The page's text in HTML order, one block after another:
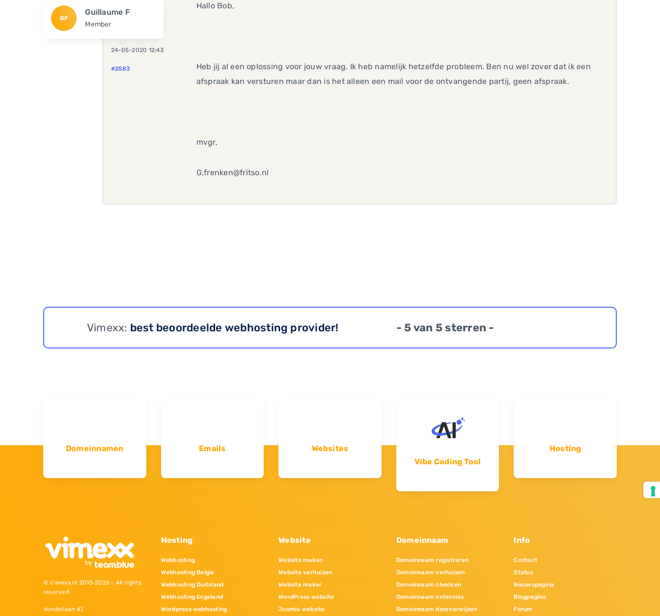
GF
Guillaume F
Member
24-05-2020 12:43
#2583
Hallo Bob,
Heb jij al een oplossing voor jouw vraag. Ik heb namelijk hetzelfde probleem. Ben nu wel zover dat ik een
afspraak kan versturen maar dan is het alleen een mail voor de ontvangende partij, geen afspraak.
mvgr,
G.frenken@fritso.nl
Vimexx: best beoordeelde webhosting provider! - 5 van 5 sterren -
Domeinnamen Emails
Websites
Vibe Coding Tool
Hosting
© Vimexx.nl 2015‐2026 - All rights
reserved
Vondellaan 47,
Hosting
Webhosting
Webhosting Belgie
Webhosting Duitsland
Webhosting Engeland
Wordpress webhosting
Website
Website maken
Website verhuizen
Website maker
WordPress website
Joomla website
Domeinnaam
Domeinnaam registreren
Domeinnaam verhuizen
Domeinnaam checken
Domeinnaam extensies
Domeinnaam doorverwijzen
Info
Contact
Status
Nieuwspagina
Blogpagina
Forum